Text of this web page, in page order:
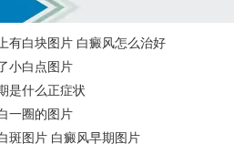
有白块图片 白癜风怎么治好
小白点图片
是什么正症状
一圈的图片
斑图片 白癜风早期图片